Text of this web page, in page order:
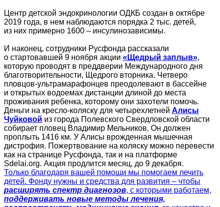
Центр детской эндокринологии ОДКБ создан в октябре
2019 года, в нем наблюдаются порядка 2 тыс. детей,
из них примерно 1600 – инсулинозависимы.
И наконец, сотрудники Русфонда рассказали
о стартовавшей 9 ноября акции «Щедрый заплыв»,
которую проводят в преддверии Международного дня
благотворительности, Щедрого вторника. Четверо
пловцов-ультрамарафонцев преодолевают в бассейне
и открытых водоемах дистанции длиной до места
проживания ребенка, которому они захотели помочь.
Деньги на кресло-коляску для четырехлетней Алисы
Чуйковой из города Полевского Свердловской области
собирает пловец Владимир Мельников. Он должен
проплыть 1416 км. У Алисы врожденная мышечная
дистрофия. Пожертвование на коляску можно перевести
как на странице Русфонда, так и на платформе
Sdelai.org. Акция продлится месяц, до 9 декабря.
Только благодаря вашей помощи мы помогаем лечить
детей. Фонду нужны и средства для развития – чтобы
расширять спектр диагнозов, с которыми работаем,
поддерживать новые методы лечения,